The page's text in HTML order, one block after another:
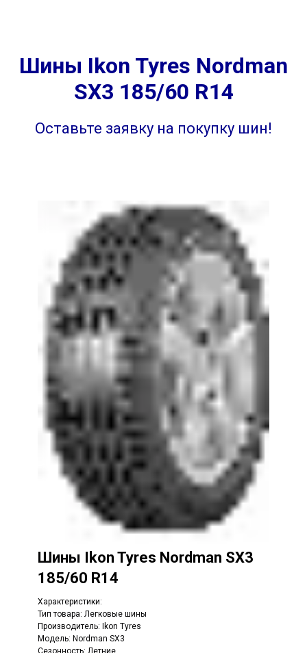
Шины Ikon Tyres Nordman
SX3 185/60 R14
Оставьте заявку на покупку шин!
Шины Ikon Tyres Nordman SX3
185/60 R14
Характеристики:
Тип товара: Легковые шины
Производитель: Ikon Tyres
Модель: Nordman SX3
Сезонность: Летние